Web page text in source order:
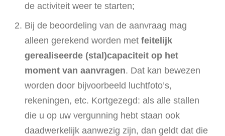
de activiteit weer te starten;
Bij de beoordeling van de aanvraag mag
alleen gerekend worden metfeitelijk
gerealiseerde (stal)capaciteit op het
moment van aanvragen. Dat kan bewezen
worden door bijvoorbeeld luchtfoto’s,
rekeningen, etc. Kortgezegd: als alle stallen
die u op uw vergunning hebt staan ook
daadwerkelijk aanwezig zijn, dan geldt dat die